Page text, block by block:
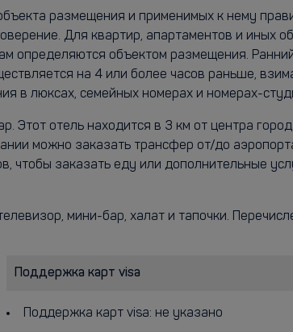
размещения и применимых к нему
Для квартир, апартаментов и иных
определяются объектом размещения.
на 4 или более часов раньше,
в люксах, семейных номерах и номерах-
Этот отель находится в 3 км от центра
можно заказать трансфер от/до
заказать еду или дополнительные
мини-бар, халат и тапочки.
Поддержка карт visa
Поддержка карт visa: не указано